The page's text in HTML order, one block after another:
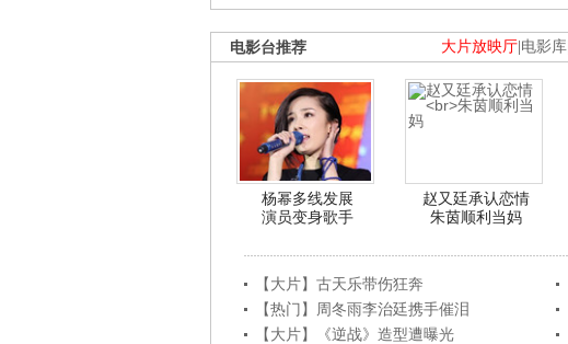
大片放映厅 电影库
电影台推荐
杨幂多线发展
演员变身歌手
赵又廷承认恋情
朱茵顺利当妈
【大片】古天乐带伤狂奔
【热门】周冬雨李治廷携手催泪
【大片】《逆战》造型遭曝光